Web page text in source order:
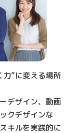
力”に変える場所
デザイン、動画
クデザインな
キルを実践的に